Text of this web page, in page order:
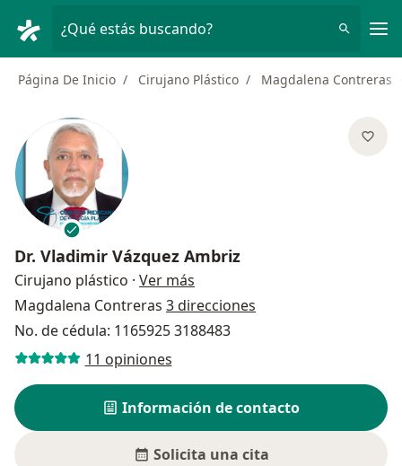
¿Qué estás buscando?
Página De Inicio Cirujano Plástico Magdalena Contreras
Dr. Vladimir Vázquez Ambriz
Cirujano plástico · Ver más
Magdalena Contreras 3 direcciones
No. de cédula: 1165925 3188483
11 opiniones
Información de contacto
Solicita una cita